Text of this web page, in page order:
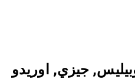
جيزي, اوريدو